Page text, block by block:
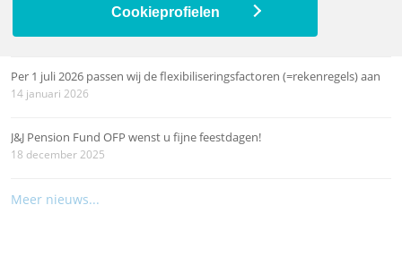
Uw jaaropgave staat voor u klaar
26 maart 2026
Per 1 juli 2026 passen wij de flexibiliseringsfactoren (=rekenregels) aan
14 januari 2026
J&J Pension Fund OFP wenst u fijne feestdagen!
18 december 2025
Meer nieuws...
Cookieprofielen